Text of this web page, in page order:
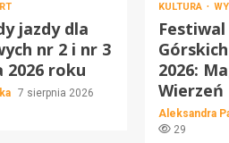
jazdy dla
nr 2 i nr 3
2026 roku
7 sierpnia 2026
KULTURA
2026:
Wierzeń
Aleksandra
29